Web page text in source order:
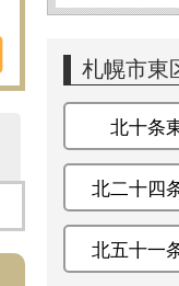
札幌市東
北十条
北二十四
北五十一